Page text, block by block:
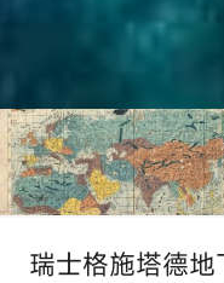
瑞士格施塔德地